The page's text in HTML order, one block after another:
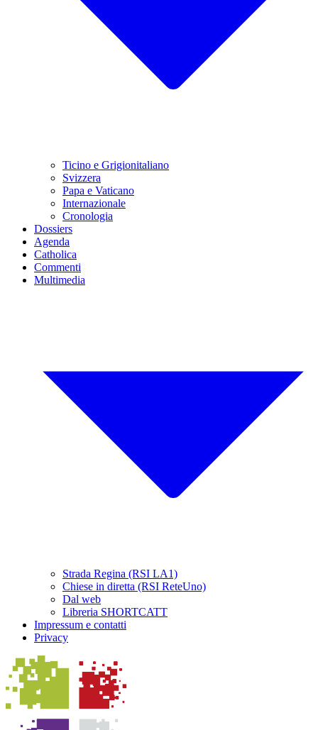
Ticino e Grigionitaliano
Svizzera
Papa e Vaticano
Internazionale
Cronologia
Dossiers
Agenda
Catholica
Commenti
Multimedia
Strada Regina (RSI LA1)
Chiese in diretta (RSI ReteUno)
Dal web
Libreria SHORTCATT
Impressum e contatti
Privacy